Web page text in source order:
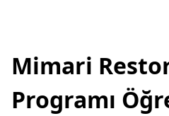
Mimari
Programı